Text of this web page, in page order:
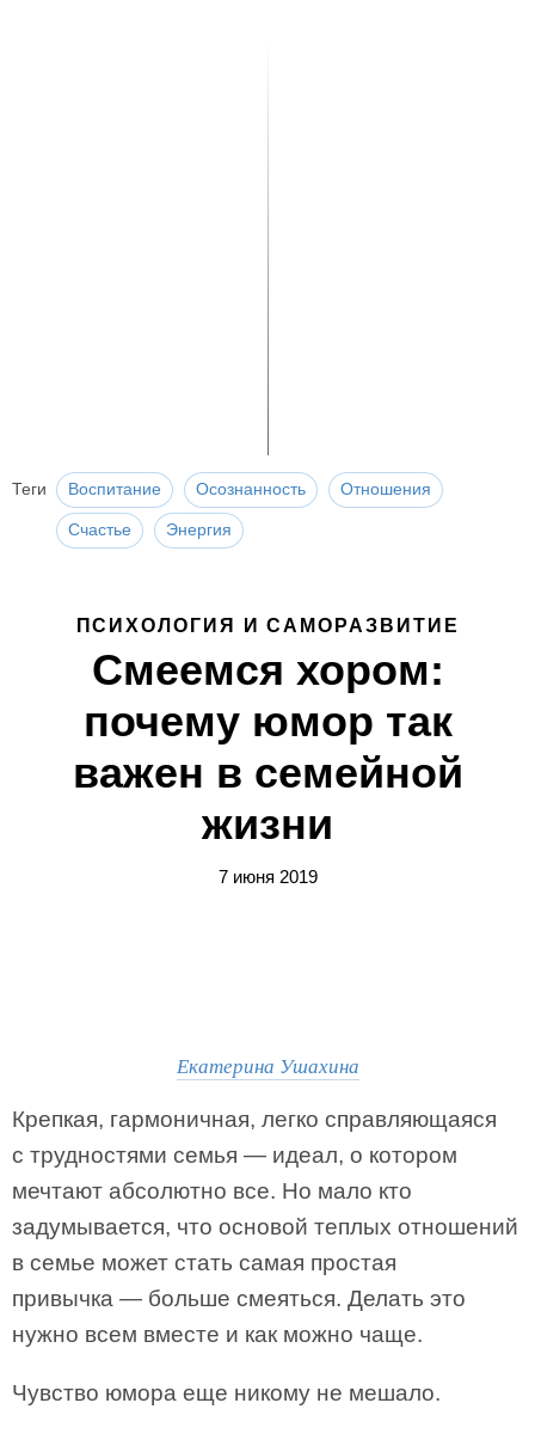
Теги Воспитание Осознанность Отношения
Счастье Энергия
ПСИХОЛОГИЯ И САМОРАЗВИТИЕ
Смеемся хором:
почему юмор так
важен в семейной
жизни
7 июня 2019
Екатерина Ушахина
Крепкая, гармоничная, легко справляющаяся
с трудностями семья — идеал, о котором
мечтают абсолютно все. Но мало кто
задумывается, что основой теплых отношений
в семье может стать самая простая
привычка — больше смеяться. Делать это
нужно всем вместе и как можно чаще.
Чувство юмора еще никому не мешало.